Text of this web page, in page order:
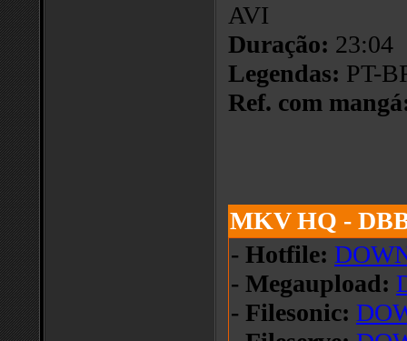
AVI
Duração: 23:04
Legendas: PT-
Ref. com
MKV HQ -
- Hotfile:
- Megaupload:
- Filesonic: